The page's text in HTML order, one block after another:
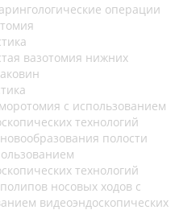
операции
вазотомия нижних
с использованием
технологий
полости
технологий
носовых ходов с
видеоэндоскопических